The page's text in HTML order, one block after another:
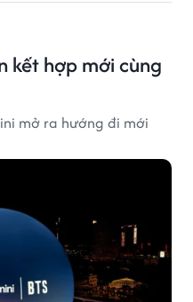
kết hợp mới cùng
mở ra hướng đi mới